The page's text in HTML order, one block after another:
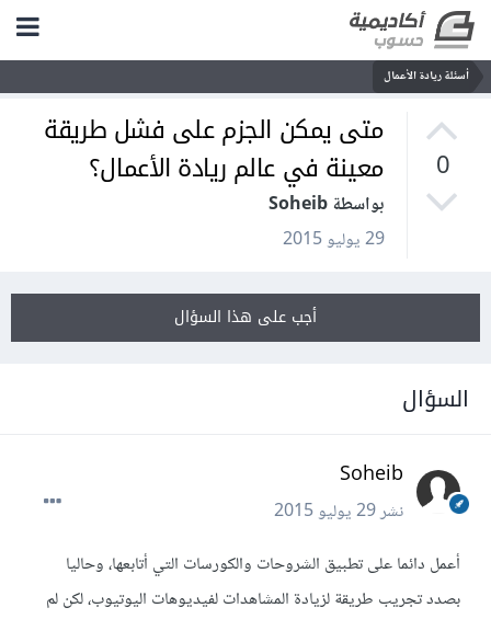
أسئلة ريادة الأعمال
0
متى يمكن الجزم على فشل طريقة
معينة في عالم ريادة الأعمال؟
بواسطة Soheib
29 يوليو 2015
أجب على هذا السؤال
السؤال
Soheib
نشر29 يوليو 2015
أعمل دائما على تطبيق الشروحات والكورسات التي أتابعها، وحاليا
بصدد تجريب طريقة لزيادة المشاهدات لفيديوهات اليوتيوب، لكن لم